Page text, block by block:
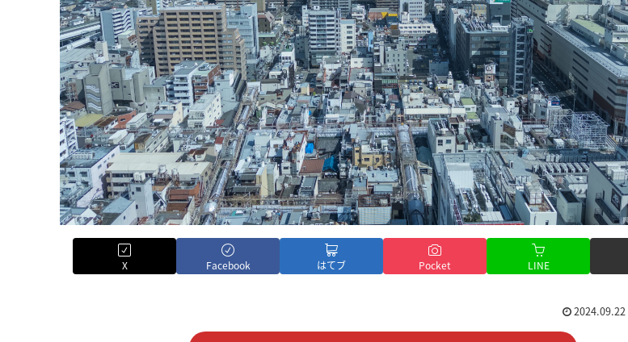
X Facebook はてブ Pocket LINE
2024.09.22